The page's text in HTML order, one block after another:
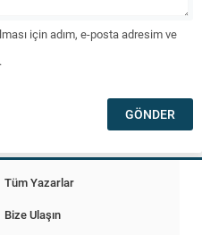
için adım, e-posta adresim ve
Tüm Yazarlar
Bize Ulaşın